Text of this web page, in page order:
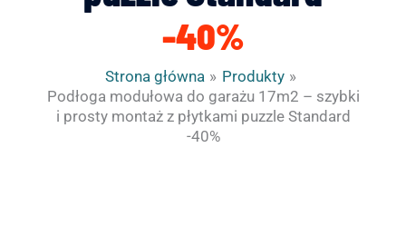
-40%
Strona główna
Produkty
Podłoga modułowa do garażu 17m2 – szybki
i prosty montaż z płytkami puzzle Standard
-40%